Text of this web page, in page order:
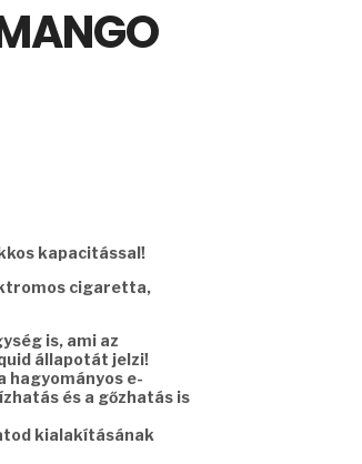
kapacitással!
cigaretta,
is, ami az
állapotát jelzi!
hagyományos e-
és a gőzhatás is
kialakításának